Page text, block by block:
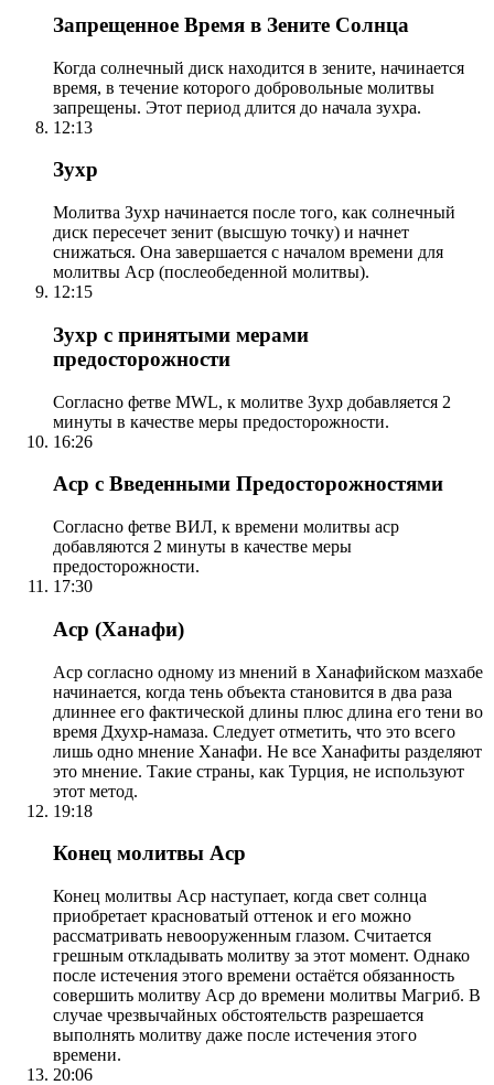
Запрещенное Время в Зените Солнца
Когда солнечный диск находится в зените, начинается
время, в течение которого добровольные молитвы
запрещены. Этот период длится до начала зухра.
12:13
Зухр
Молитва Зухр начинается после того, как солнечный
диск пересечет зенит (высшую точку) и начнет
снижаться. Она завершается с началом времени для
молитвы Аср (послеобеденной молитвы).
12:15
Зухр с принятыми мерами
предосторожности
Согласно фетве MWL, к молитве Зухр добавляется 2
минуты в качестве меры предосторожности.
16:26
Аср с Введенными Предосторожностями
Согласно фетве ВИЛ, к времени молитвы аср
добавляются 2 минуты в качестве меры
предосторожности.
17:30
Аср (Ханафи)
Аср согласно одному из мнений в Ханафийском мазхабе
начинается, когда тень объекта становится в два раза
длиннее его фактической длины плюс длина его тени во
время Дхухр-намаза. Следует отметить, что это всего
лишь одно мнение Ханафи. Не все Ханафиты разделяют
это мнение. Такие страны, как Турция, не используют
этот метод.
19:18
Конец молитвы Аср
Конец молитвы Аср наступает, когда свет солнца
приобретает красноватый оттенок и его можно
рассматривать невооруженным глазом. Считается
грешным откладывать молитву за этот момент. Однако
после истечения этого времени остаётся обязанность
совершить молитву Аср до времени молитвы Магриб. В
случае чрезвычайных обстоятельств разрешается
выполнять молитву даже после истечения этого
времени.
20:06